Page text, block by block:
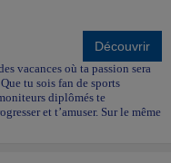
Découvrir
vacances où ta passion sera
tu sois fan de sports
diplômés te
et t’amuser. Sur le même